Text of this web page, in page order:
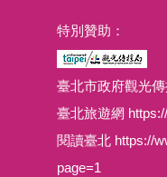
特別贊助：
臺北市政府觀光
臺北旅遊網
閱讀臺北 https://
page=1